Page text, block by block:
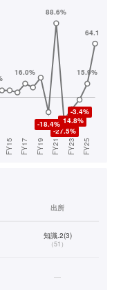
出所
知識.2(3)
（51 ）
—